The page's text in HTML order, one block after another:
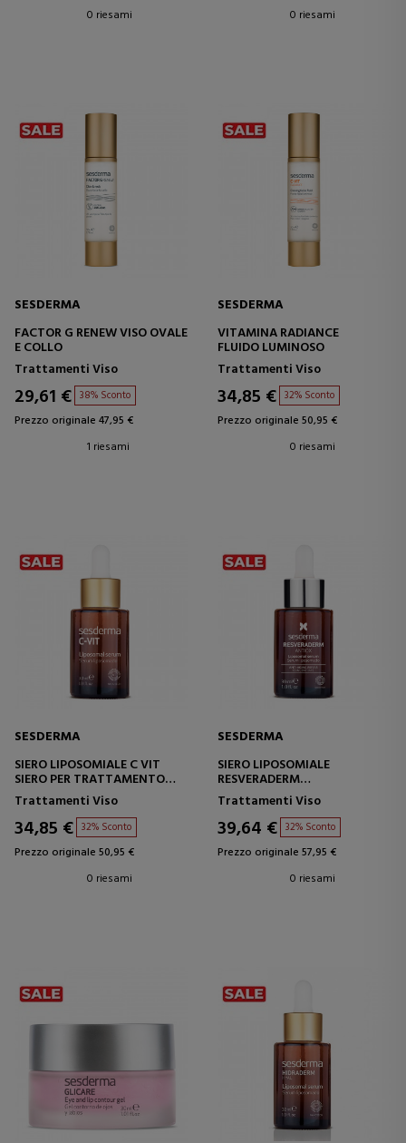
0 riesami
0 riesami
SESDERMA
FACTOR G RENEW VISO OVALE
E COLLO
Trattamenti Viso
29,61 € 38% Sconto
Prezzo originale 47,95 €
1 riesami
SESDERMA
VITAMINA RADIANCE
FLUIDO LUMINOSO
Trattamenti Viso
34,85 € 32% Sconto
Prezzo originale 50,95 €
0 riesami
SESDERMA
SIERO LIPOSOMIALE C VIT
SIERO PER TRATTAMENTO
INTENSIVO
Trattamenti Viso
34,85 € 32% Sconto
Prezzo originale 50,95 €
0 riesami
SESDERMA
SIERO LIPOSOMIALE
RESVERADERM
SIERO ANTIOSSIDANTE
Trattamenti Viso
39,64 € 32% Sconto
Prezzo originale 57,95 €
0 riesami